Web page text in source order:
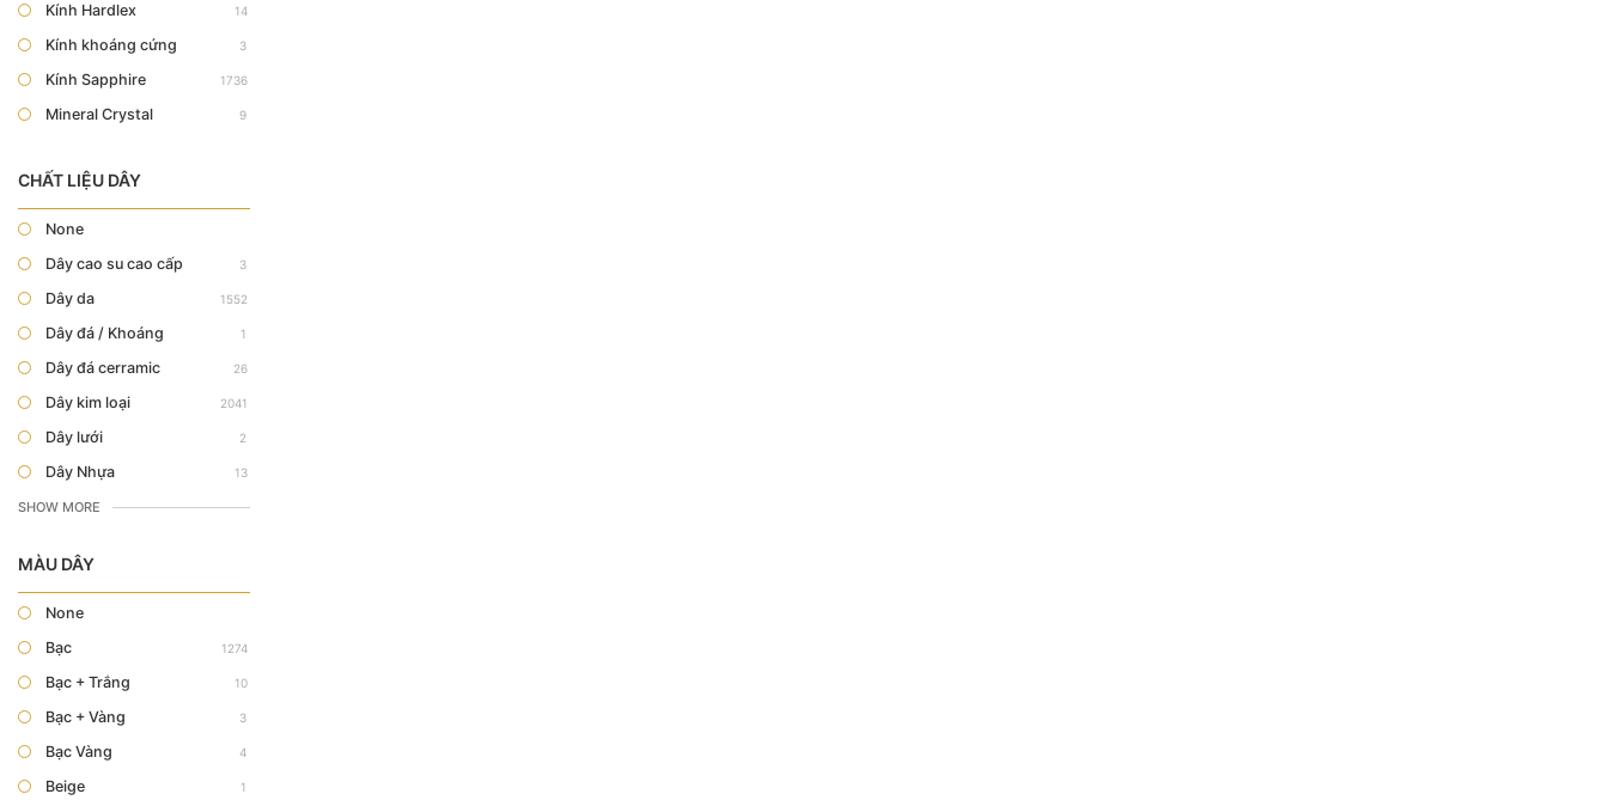
Kính Hardlex 14
Kính khoáng cứng 3
Kính Sapphire 1736
Mineral Crystal 9
CHẤT LIỆU DÂY
None
Dây cao su cao cấp
3
Dây da 1552
Dây đá / Khoáng 1
Dây đá cerramic 26
Dây kim loại 2041
Dây lưới 2
Dây Nhựa 13
SHOW MORE
MÀU DÂY
None
Bạc
1274
Bạc + Trắng 10
Bạc + Vàng 3
Bạc Vàng 4
Beige 1